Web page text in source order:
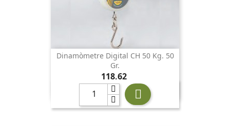
Dinamòmetre Digital CH 50 Kg. 50
Gr.
Preu
118,62
